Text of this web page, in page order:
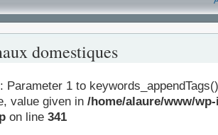
domestiques
: Parameter 1 to
value given in /home/alaure/www/
on line 341